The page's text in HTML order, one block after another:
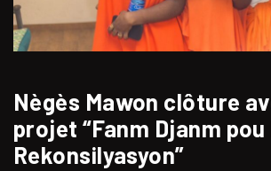
Nègès Mawon clôture
projet “Fanm Djanm
Rekonsilyasyon”